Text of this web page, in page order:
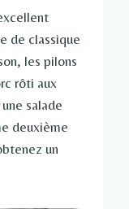
de classique
les pilons
rôti aux
salade
deuxième
un